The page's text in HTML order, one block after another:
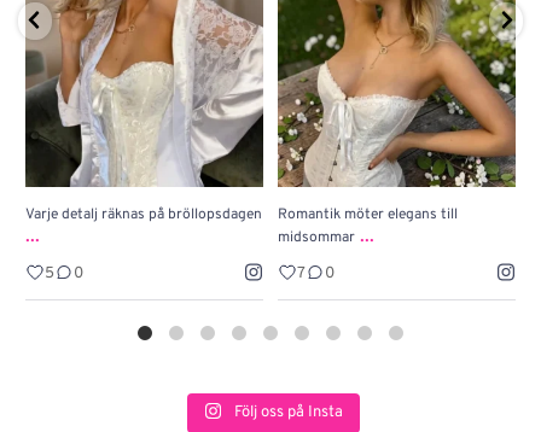
Varje detalj räknas på bröllopsdagen
...
5 0
Romantik möter elegans till
midsommar ...
7 0
Följ oss på Insta